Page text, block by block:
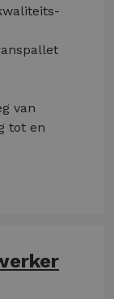
van
tot en